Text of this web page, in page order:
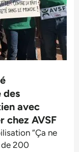
des
avec
chez AVSF
“Ça ne
de 200